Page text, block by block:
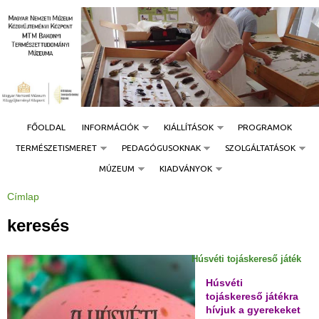
Jump to navigation
FŐOLDAL INFORMÁCIÓK KIÁLLÍTÁSOK PROGRAMOK
TERMÉSZETISMERET PEDAGÓGUSOKNAK SZOLGÁLTATÁSOK
MÚZEUM KIADVÁNYOK
J
l
e
e
g
i
h
e
l
y
Címlap
keresés
Húsvéti tojáskereső játék
Húsvéti
tojáskereső játékra
hívjuk a gyerekeket